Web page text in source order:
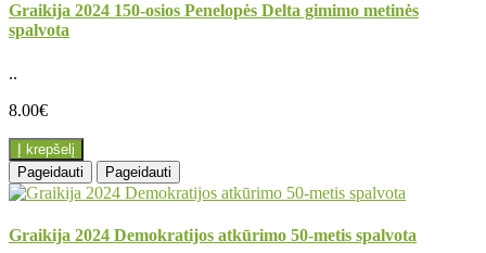
Graikija 2024 150-osios Penelopės Delta gimimo metinės
spalvota
..
8.00€
Į krepšelį
Pageidauti
Pageidauti
Graikija 2024 Demokratijos atkūrimo 50-metis spalvota